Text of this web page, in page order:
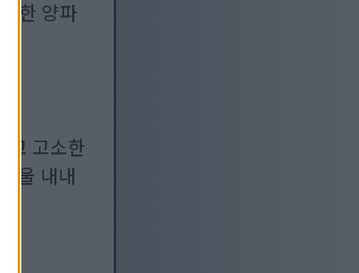
한 양파
고 고소한
울 내내